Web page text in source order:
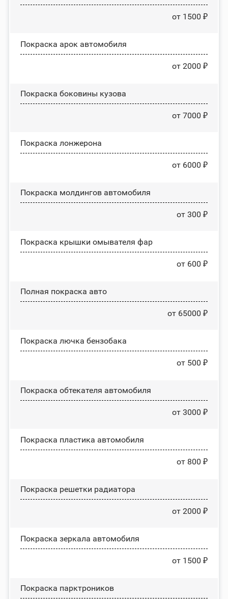
от 1500 ₽
Покраска арок автомобиля
от 2000 ₽
Покраска боковины кузова
от 7000 ₽
Покраска лонжерона
от 6000 ₽
Покраска молдингов автомобиля
от 300 ₽
Покраска крышки омывателя фар
от 600 ₽
Полная покраска авто
от 65000 ₽
Покраска лючка бензобака
от 500 ₽
Покраска обтекателя автомобиля
от 3000 ₽
Покраска пластика автомобиля
от 800 ₽
Покраска решетки радиатора
от 2000 ₽
Покраска зеркала автомобиля
от 1500 ₽
Покраска парктроников